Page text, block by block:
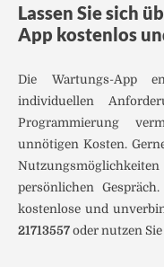
Lassen Sie sich
App kostenlos
Die Wartungs-App
individuellen
Programmierung
unnötigen Kosten.
persönlichen
kostenlose und
21713557 oder nutzen Sie